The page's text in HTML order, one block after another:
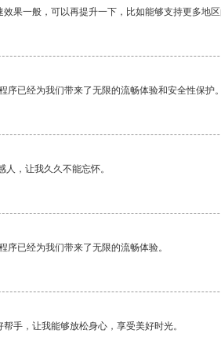
果一般，可以再提升一下，比如能够支持更多地区
序已经为我们带来了无限的流畅体验和安全性保护。
，让我久久不能忘怀。
序已经为我们带来了无限的流畅体验。
手，让我能够放松身心，享受美好时光。